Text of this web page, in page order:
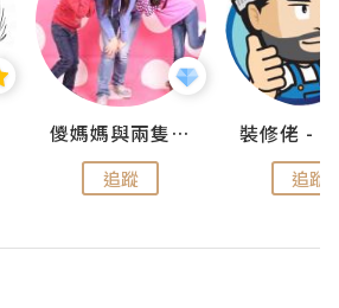
儍媽媽與兩隻小魔怪之家
追蹤 追蹤